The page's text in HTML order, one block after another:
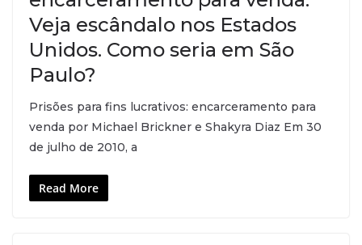
Veja escândalo nos Estados
Unidos. Como seria em São
Paulo?
Prisões para fins lucrativos: encarceramento para
venda por Michael Brickner e Shakyra Diaz Em 30
de julho de 2010, a
Read More